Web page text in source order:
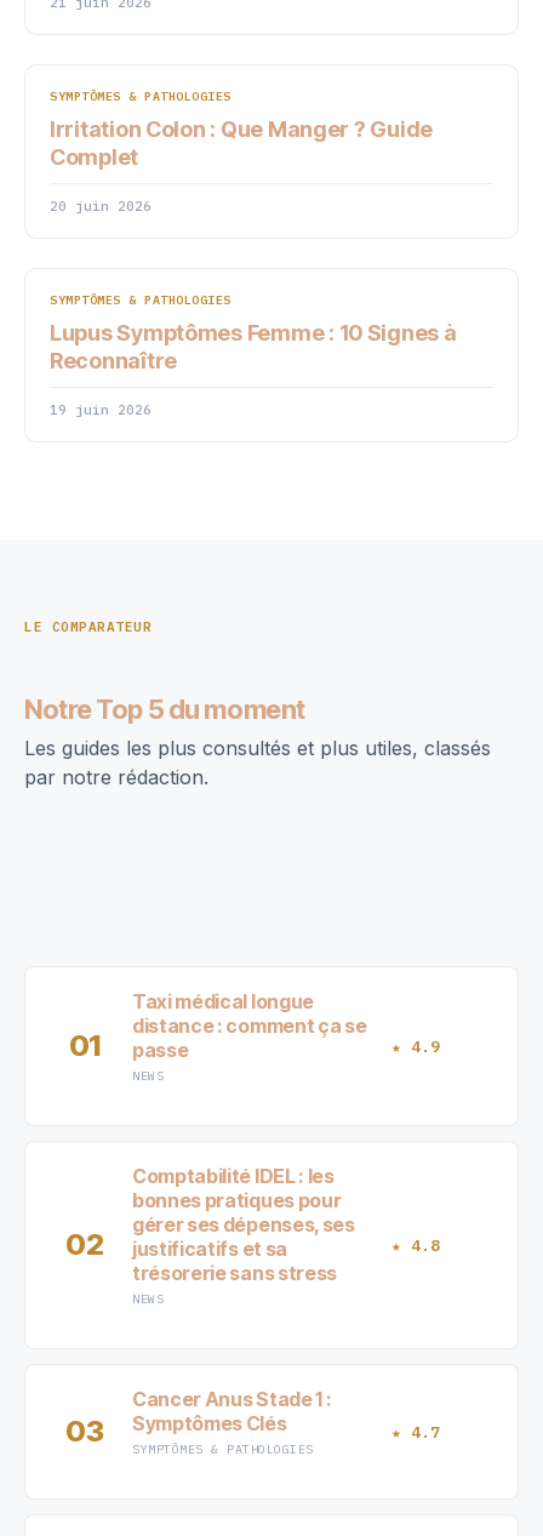
SYMPTÔMES & PATHOLOGIES
Irritation Colon : Que Manger ? Guide
Complet
20 juin 2026
SYMPTÔMES & PATHOLOGIES
Lupus Symptômes Femme : 10 Signes à
Reconnaître
19 juin 2026
LE COMPARATEUR
Notre Top 5 du moment
Les guides les plus consultés et plus utiles, classés
par notre rédaction.
01
Taxi médical longue
distance : comment ça se
passe
NEWS
★ 4.9
02
Comptabilité IDEL : les
bonnes pratiques pour
gérer ses dépenses, ses
justificatifs et sa
trésorerie sans stress
NEWS
★ 4.8
03
Cancer Anus Stade 1 :
Symptômes Clés
SYMPTÔMES & PATHOLOGIES
★ 4.7